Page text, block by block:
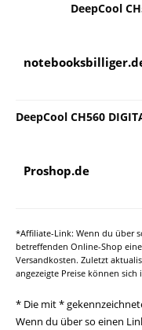
DeepCool
DeepCool CH560
Proshop.de
*Affiliate-Link: Wenn du über
betreffenden Online-Shop
Versandkosten. Zuletzt
angezeigte Preise können
* Die mit *
Wenn du über so einen